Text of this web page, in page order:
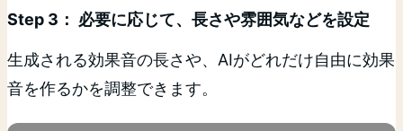
Step 3： 必要に応じて、長さや雰囲気などを設定
生成される効果音の長さや、AIがどれだけ自由に効果
音を作るかを調整できます。